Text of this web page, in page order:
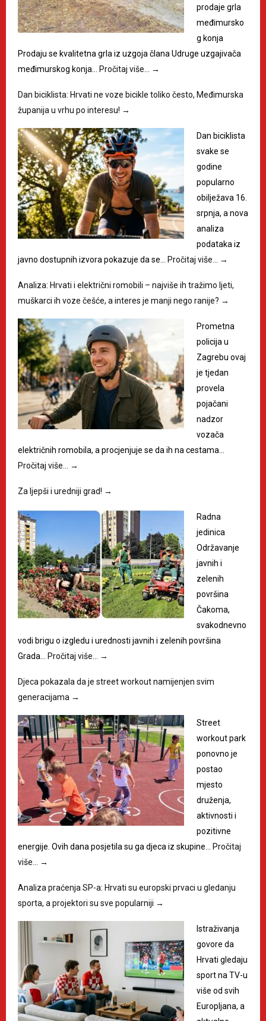
prodaje grla
međimursko
g konja
Prodaju se kvalitetna grla iz uzgoja člana Udruge uzgajivača
međimurskog konja…
Pročitaj više… →
Dan biciklista: Hrvati ne voze bicikle toliko često, Međimurska
županija u vrhu po interesu! →
Dan biciklista
svake se
godine
popularno
obilježava 16.
srpnja, a nova
analiza
podataka iz
javno dostupnih izvora pokazuje da se…
Pročitaj više… →
Analiza: Hrvati i električni romobili – najviše ih tražimo ljeti,
muškarci ih voze češće, a interes je manji nego ranije? →
Prometna
policija u
Zagrebu ovaj
je tjedan
provela
pojačani
nadzor
vozača
električnih romobila, a procjenjuje se da ih na cestama…
Pročitaj više…
→
Za ljepši i uredniji grad! →
Radna
jedinica
Održavanje
javnih i
zelenih
površina
Čakoma,
svakodnevno
vodi brigu o izgledu i urednosti javnih i zelenih površina
Grada…
Pročitaj više… →
Djeca pokazala da je street workout namijenjen svim
generacijama →
Street
workout park
ponovno je
postao
mjesto
druženja,
aktivnosti i
pozitivne
energije. Ovih dana posjetila su ga djeca iz skupine…
Pročitaj
više…
→
Analiza praćenja SP-a: Hrvati su europski prvaci u gledanju
sporta, a projektori su sve popularniji →
​Istraživanja
govore da
Hrvati gledaju
sport na TV-u
više od svih
Europljana, a